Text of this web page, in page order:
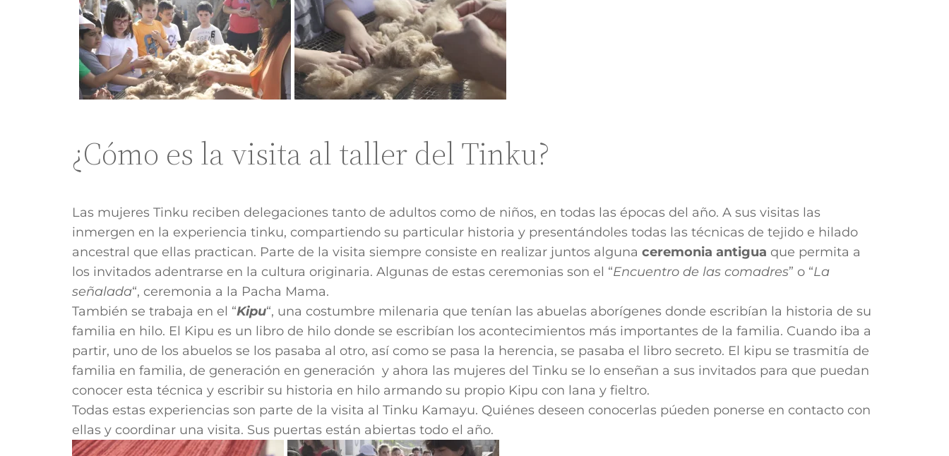
¿Cómo es la visita al taller del Tinku?
Las mujeres Tinku reciben delegaciones tanto de adultos como de niños, en todas las épocas del año. A sus visitas las
inmergen en la experiencia tinku, compartiendo su particular historia y presentándoles todas las técnicas de tejido e hilado
ancestral que ellas practican. Parte de la visita siempre consiste en realizar juntos alguna ceremonia antigua que permita a
los invitados adentrarse en la cultura originaria. Algunas de estas ceremonias son el “Encuentro de las comadres” o “La
señalada“, ceremonia a la Pacha Mama.
También se trabaja en el “Kipu“, una costumbre milenaria que tenían las abuelas aborígenes donde escribían la historia de su
familia en hilo. El Kipu es un libro de hilo donde se escribían los acontecimientos más importantes de la familia. Cuando iba a
partir, uno de los abuelos se los pasaba al otro, así como se pasa la herencia, se pasaba el libro secreto. El kipu se trasmitía de
familia en familia, de generación en generación y ahora las mujeres del Tinku se lo enseñan a sus invitados para que puedan
conocer esta técnica y escribir su historia en hilo armando su propio Kipu con lana y fieltro.
Todas estas experiencias son parte de la visita al Tinku Kamayu. Quiénes deseen conocerlas púeden ponerse en contacto con
ellas y coordinar una visita. Sus puertas están abiertas todo el año.